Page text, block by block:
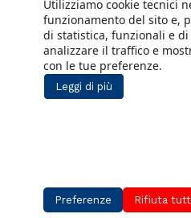
Utilizziamo cookie tecnici
funzionamento del sito e,
di statistica, funzionali e
analizzare il traffico e
con le tue preferenze.
Leggi di più
Preferenze Rifiuta